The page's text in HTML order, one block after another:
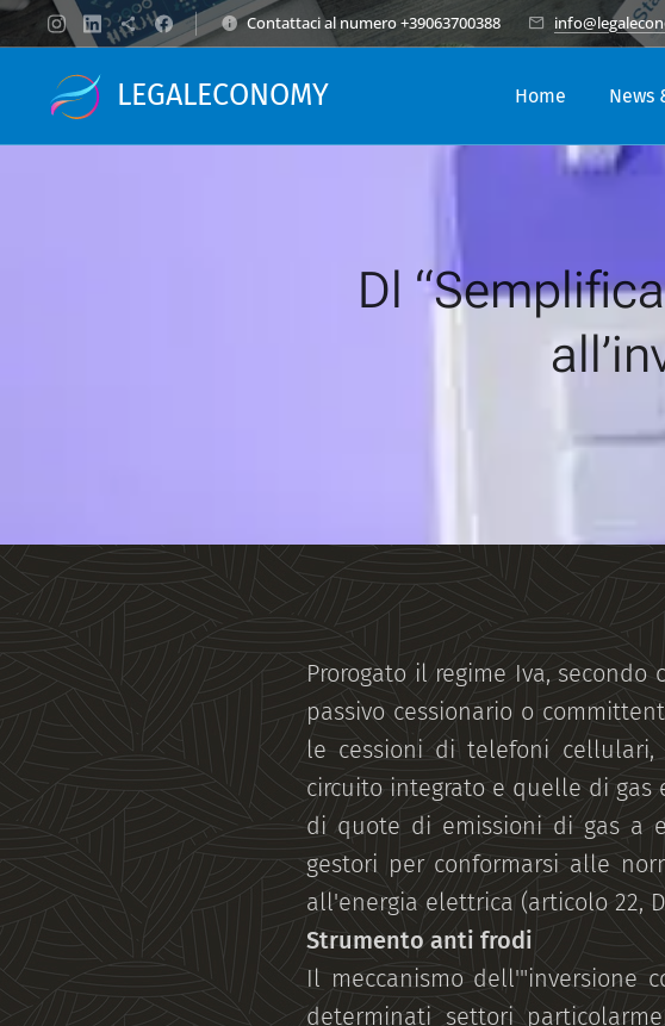
Contattaci al numero +39063700388
LEGALECONOMY Home News
Dl
Prorogato il regime Iva,
passivo cessionario o
le cessioni di telefoni
circuito integrato e quelle di
di quote di emissioni di gas a
gestori per conformarsi alle
all'energia elettrica (articolo 22,
Strumento anti frodi
Il meccanismo dell'"inversione
determinati settori